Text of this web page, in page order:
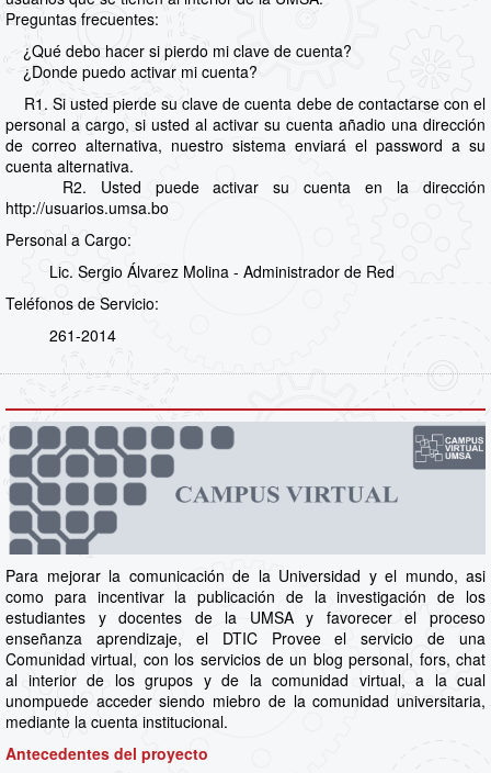
Preguntas frecuentes:
¿Qué debo hacer si pierdo mi clave de cuenta?
¿Donde puedo activar mi cuenta?
R1. Si usted pierde su clave de cuenta debe de contactarse con el
personal a cargo, si usted al activar su cuenta añadio una dirección
de correo alternativa, nuestro sistema enviará el password a su
cuenta alternativa.
R2. Usted puede activar su cuenta en la dirección
http://usuarios.umsa.bo
Personal a Cargo:
Lic. Sergio Álvarez Molina - Administrador de Red
Teléfonos de Servicio:
261-2014
Para mejorar la comunicación de la Universidad y el mundo, asi
como para incentivar la publicación de la investigación de los
estudiantes y docentes de la UMSA y favorecer el proceso
enseñanza aprendizaje, el DTIC Provee el servicio de una
Comunidad virtual, con los servicios de un blog personal, fors, chat
al interior de los grupos y de la comunidad virtual, a la cual
unompuede acceder siendo miebro de la comunidad universitaria,
mediante la cuenta institucional.
Antecedentes del proyecto